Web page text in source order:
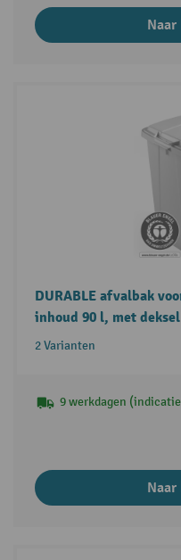
DURABLE afvalbak
inhoud 90 l, met deksel
2 Varianten
9 werkdagen